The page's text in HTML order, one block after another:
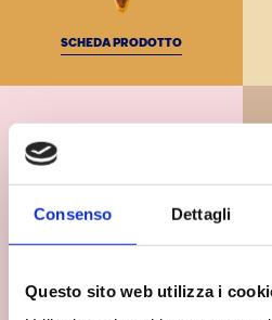
Consenso Dettagli
Questo sito web utilizza i
SCHEDA PRODOTTO
VARIEGATO AMARENA